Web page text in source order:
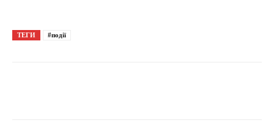
ТЕГИ #події